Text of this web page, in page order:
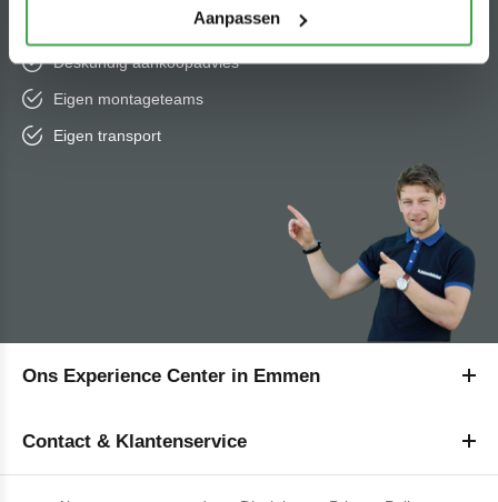
Aanpassen
Sterk en onbegrensd in maatwerk
Deskundig aankoopadvies
Eigen montageteams
Eigen transport
Ons Experience Center in Emmen
Contact & Klantenservice